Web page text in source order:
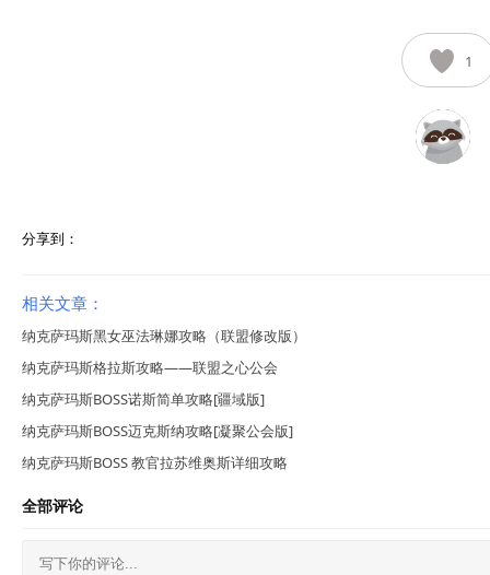
1
分享到：
相关文章：
纳克萨玛斯黑女巫法琳娜攻略（联盟修改版）
纳克萨玛斯格拉斯攻略——联盟之心公会
纳克萨玛斯BOSS诺斯简单攻略[疆域版]
纳克萨玛斯BOSS迈克斯纳攻略[凝聚公会版]
纳克萨玛斯BOSS 教官拉苏维奥斯详细攻略
全部评论